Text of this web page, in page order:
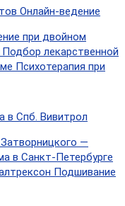
Онлайн-ведение
при двойном
Подбор лекарственной
Психотерапия при
в Спб. Вивитрол
—
в Санкт‑Петербурге
Подшивание